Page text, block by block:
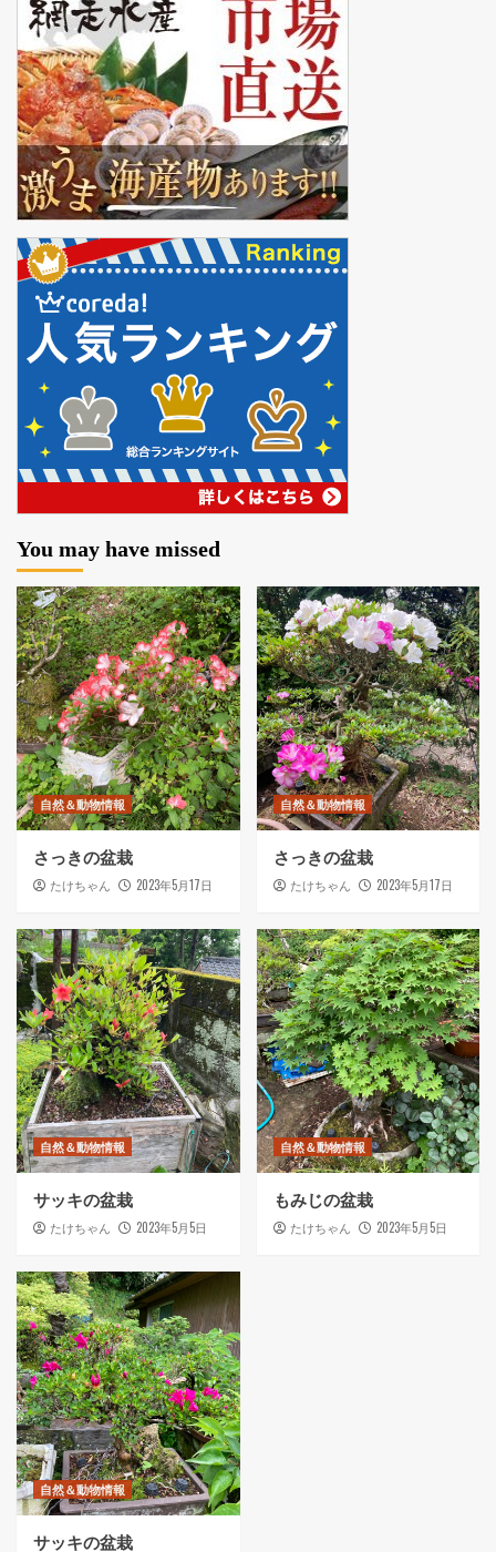
You may have missed
自然＆動物情報
さっきの盆栽
たけちゃん 2023年5月17日
自然＆動物情報
さっきの盆栽
たけちゃん 2023年5月17日
自然＆動物情報
サッキの盆栽
たけちゃん 2023年5月5日
自然＆動物情報
もみじの盆栽
たけちゃん 2023年5月5日
自然＆動物情報
サッキの盆栽